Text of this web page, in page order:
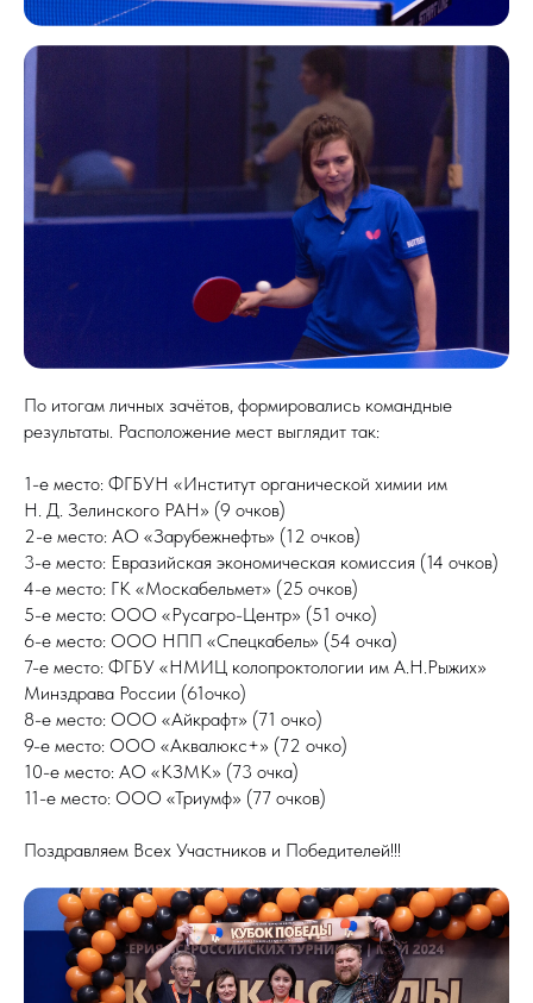
По итогам личных зачётов, формировались командные
результаты. Расположение мест выглядит так:
1-е место: ФГБУН «Институт органической химии им
Н. Д. Зелинского РАН» (9 очков)
2-е место: АО «Зарубежнефть» (12 очков)
3-е место: Евразийская экономическая комиссия (14 очков)
4-е место: ГК «Москабельмет» (25 очков)
5-е место: ООО «Русагро-Центр» (51 очко)
6-е место: ООО НПП «Спецкабель» (54 очка)
7-е место: ФГБУ «НМИЦ колопроктологии им А.Н.Рыжих»
Минздрава России (61очко)
8-е место: ООО «Айкрафт» (71 очко)
9-е место: ООО «Аквалюкс+» (72 очко)
10-е место: АО «КЗМК» (73 очка)
11-е место: ООО «Триумф» (77 очков)
Поздравляем Всех Участников и Победителей!!!